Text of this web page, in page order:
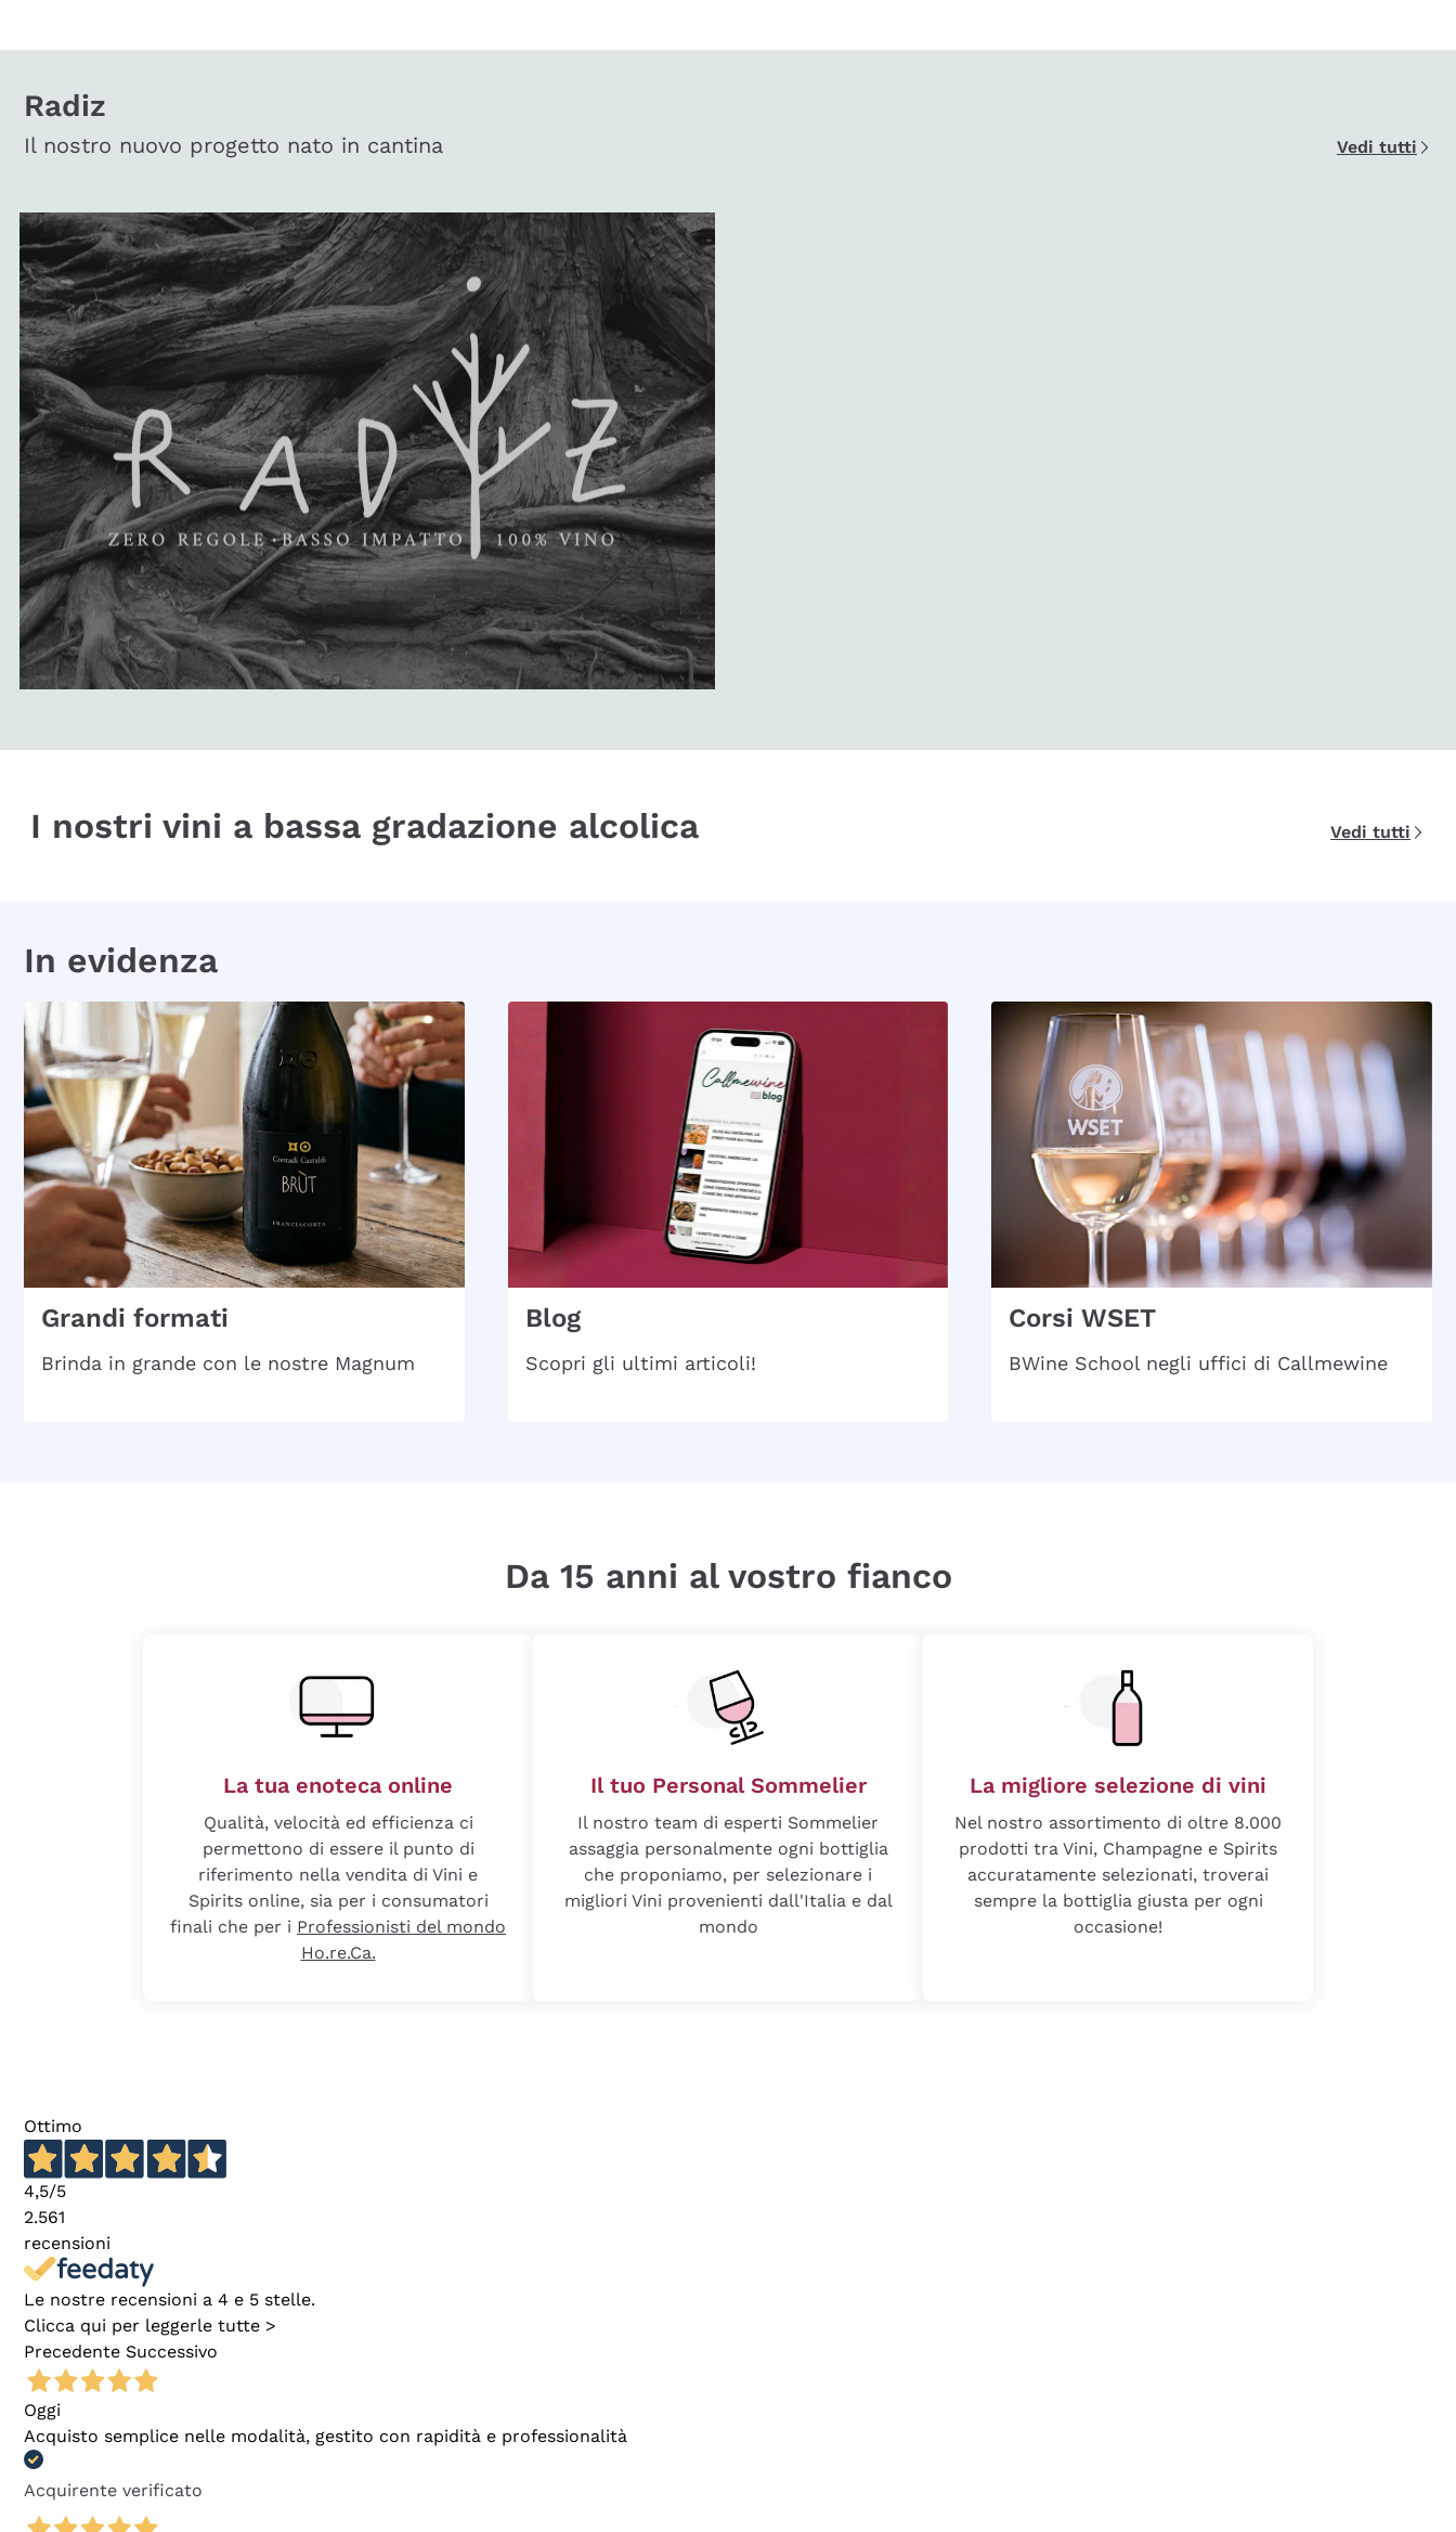
Radiz
Il nostro nuovo progetto nato in cantina Vedi tutti
I nostri vini a bassa gradazione alcolica Vedi tutti
In evidenza
Grandi formati
Brinda in grande con le nostre Magnum
Blog
Scopri gli ultimi articoli!
Corsi WSET
BWine School negli uffici di Callmewine
Da 15 anni al vostro fianco
La tua enoteca online
Qualità, velocità ed efficienza ci
permettono di essere il punto di
riferimento nella vendita di Vini e
Spirits online, sia per i consumatori
finali che per i Professionisti del mondo
Ho.re.Ca.
Il tuo Personal Sommelier
Il nostro team di esperti Sommelier
assaggia personalmente ogni bottiglia
che proponiamo, per selezionare i
migliori Vini provenienti dall'Italia e dal
mondo
La migliore selezione di vini
Nel nostro assortimento di oltre 8.000
prodotti tra Vini, Champagne e Spirits
accuratamente selezionati, troverai
sempre la bottiglia giusta per ogni
occasione!
Ottimo
4,5/5
2.561
recensioni
Le nostre recensioni a 4 e 5 stelle.
Clicca qui per leggerle tutte >
Precedente Successivo
Oggi
Acquisto semplice nelle modalità, gestito con rapidità e professionalità
Acquirente verificato